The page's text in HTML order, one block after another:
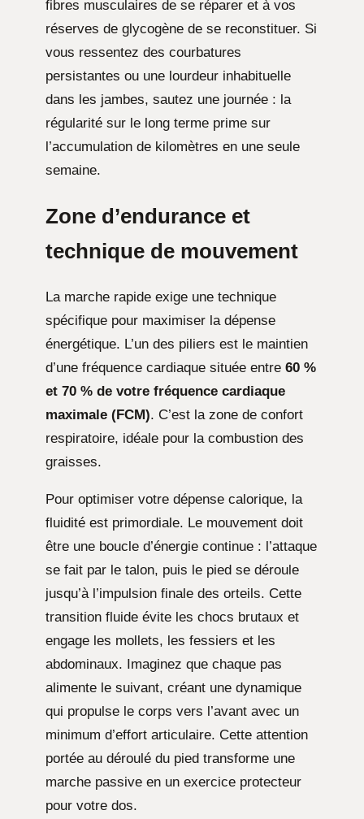
fibres musculaires de se réparer et à vos
réserves de glycogène de se reconstituer. Si
vous ressentez des courbatures
persistantes ou une lourdeur inhabituelle
dans les jambes, sautez une journée : la
régularité sur le long terme prime sur
l’accumulation de kilomètres en une seule
semaine.
Zone d’endurance et
technique de mouvement
La marche rapide exige une technique
spécifique pour maximiser la dépense
énergétique. L’un des piliers est le maintien
d’une fréquence cardiaque située entre 60 %
et 70 % de votre fréquence cardiaque
maximale (FCM). C’est la zone de confort
respiratoire, idéale pour la combustion des
graisses.
Pour optimiser votre dépense calorique, la
fluidité est primordiale. Le mouvement doit
être une boucle d’énergie continue : l’attaque
se fait par le talon, puis le pied se déroule
jusqu’à l’impulsion finale des orteils. Cette
transition fluide évite les chocs brutaux et
engage les mollets, les fessiers et les
abdominaux. Imaginez que chaque pas
alimente le suivant, créant une dynamique
qui propulse le corps vers l’avant avec un
minimum d’effort articulaire. Cette attention
portée au déroulé du pied transforme une
marche passive en un exercice protecteur
pour votre dos.